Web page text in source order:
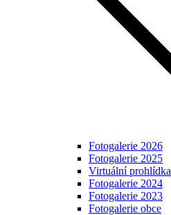
Fotogalerie 2026
Fotogalerie 2025
Virtuální prohlídka
Fotogalerie 2024
Fotogalerie 2023
Fotogalerie obce